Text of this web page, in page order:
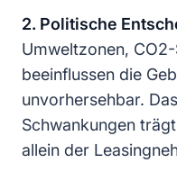
2. Politische
Umweltzonen,
beeinflussen die
unvorhersehbar.
Schwankungen
allein der